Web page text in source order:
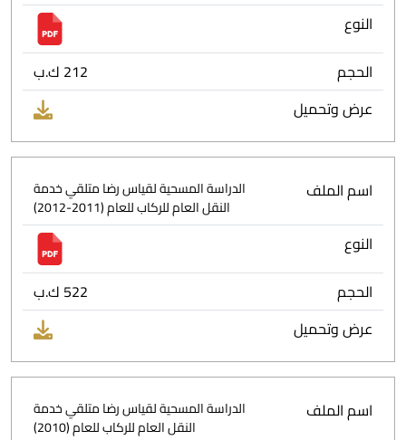
النوع
الحجم
212 ك.ب
عرض وتحميل
اسم الملف
الدراسة المسحية لقياس رضا متلقي خدمة
النقل العام للركاب للعام (2011-2012)
النوع
الحجم
522 ك.ب
عرض وتحميل
اسم الملف
الدراسة المسحية لقياس رضا متلقي خدمة
النقل العام للركاب للعام (2010)